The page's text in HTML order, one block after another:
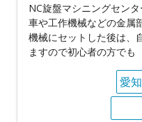
NC旋盤マシニングセン
車や工作機械などの金属
機械にセットした後は、
ますので初心者の方でも
愛